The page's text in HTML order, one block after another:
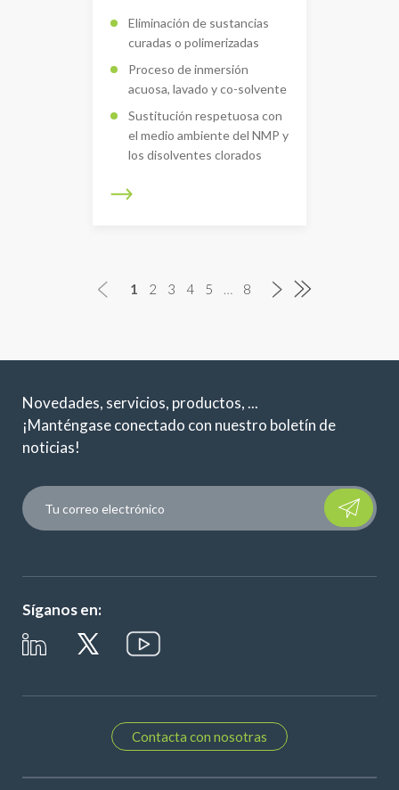
Eliminación de sustancias
curadas o polimerizadas
Proceso de inmersión
acuosa, lavado y co-solvente
Sustitución respetuosa con
el medio ambiente del NMP y
los disolventes clorados
1 2 3 4 5 … 8
Novedades, servicios, productos, ...
¡Manténgase conectado con nuestro boletín de
noticias!
Please
Síganos en:
Contacta con nosotras